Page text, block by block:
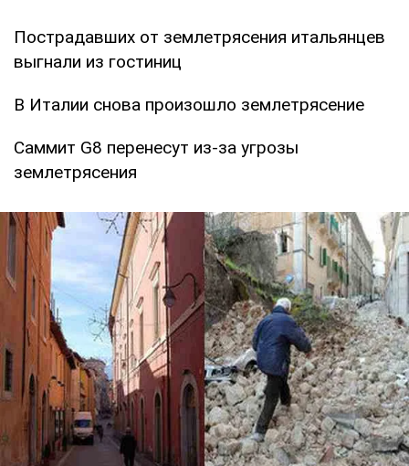
Пострадавших от землетрясения итальянцев
выгнали из гостиниц
В Италии снова произошло землетрясение
Саммит G8 перенесут из-за угрозы
землетрясения